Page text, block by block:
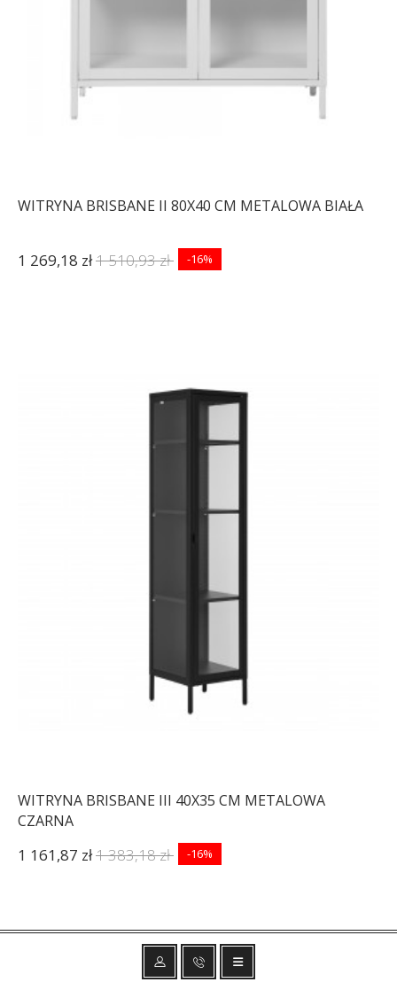
WITRYNA BRISBANE II 80X40 CM METALOWA BIAŁA
1 269,18 zł1 510,93 zł -16%
WITRYNA BRISBANE III 40X35 CM METALOWA
CZARNA
1 161,87 zł1 383,18 zł -16%